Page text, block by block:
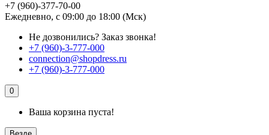
+7 (960)-377-70-00
Ежедневно, с 09:00 до 18:00 (Мск)
Не дозвонились? Заказ звонка!
+7 (960)-3-777-000
connection@shopdress.ru
+7 (960)-3-777-000
0
Ваша корзина пуста!